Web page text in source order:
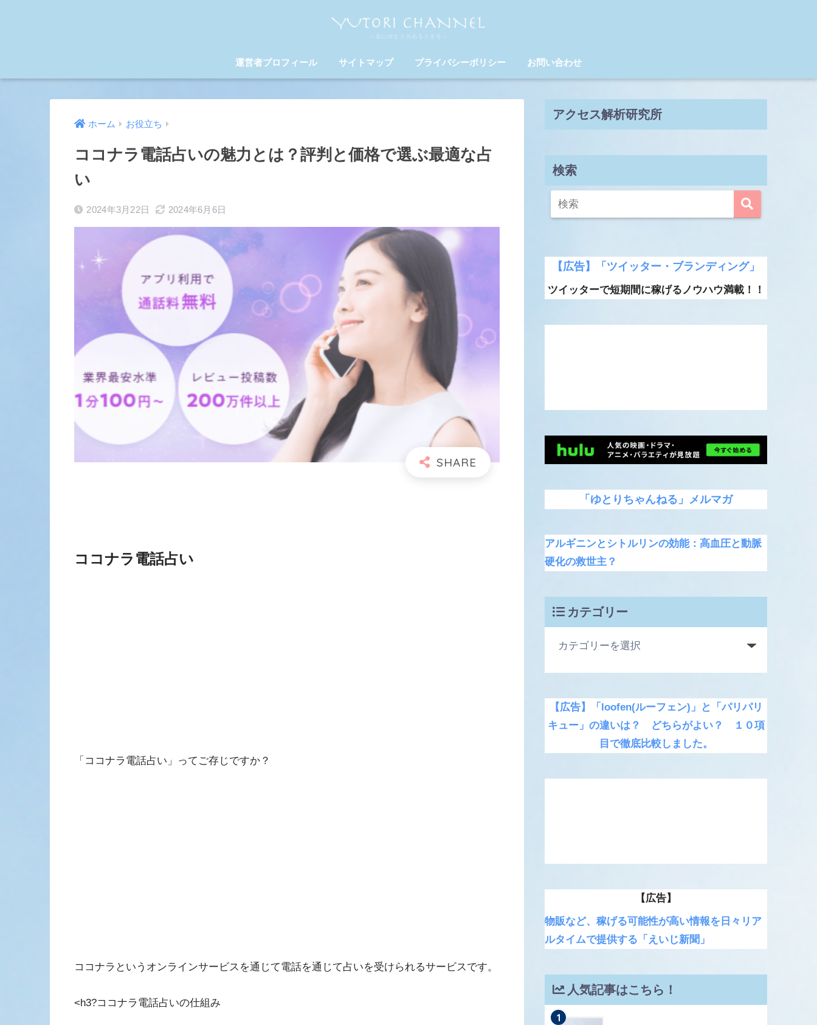
運営者プロフィール サイトマップ プライバシーポリシー お問い合わせ
ホーム お役立ち
ココナラ電話占いの魅力とは？評判と価格で選ぶ最適な占
い
2024年3月22日 2024年6月6日
ココナラ電話占い
「ココナラ電話占い」ってご存じですか？
ココナラというオンラインサービスを通じて電話を通じて占いを受けられるサービスです。
<h3?ココナラ電話占いの仕組み
アクセス解析研究所
検索
【広告】「ツイッター・ブランディング」
ツイッターで短期間に稼げるノウハウ満載！！
「ゆとりちゃんねる」メルマガ
アルギニンとシトルリンの効能：高血圧と動脈
硬化の救世主？
カテゴリー
【広告】「loofen(ルーフェン)」と「パリパリ
キュー」の違いは？ どちらがよい？ １０項
目で徹底比較しました。
【広告】
物販など、稼げる可能性が高い情報を日々リア
ルタイムで提供する「えいじ新聞」
人気記事はこちら！
1